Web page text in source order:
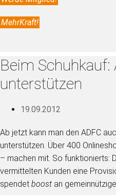
MehrKraft!
Beim Schuhkauf:
unterstützen
19.09.2012
Ab jetzt kann man den ADFC
unterstützen. Über 400
– machen mit. So funktionierts:
vermittelten Kunden eine
spendet boost an